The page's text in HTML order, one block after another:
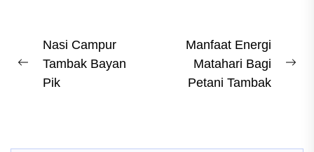
Post
navigation
Previous
post:
Nasi Campur
Tambak Bayan
Pik
Manfaat Energi
Matahari Bagi
Petani Tambak